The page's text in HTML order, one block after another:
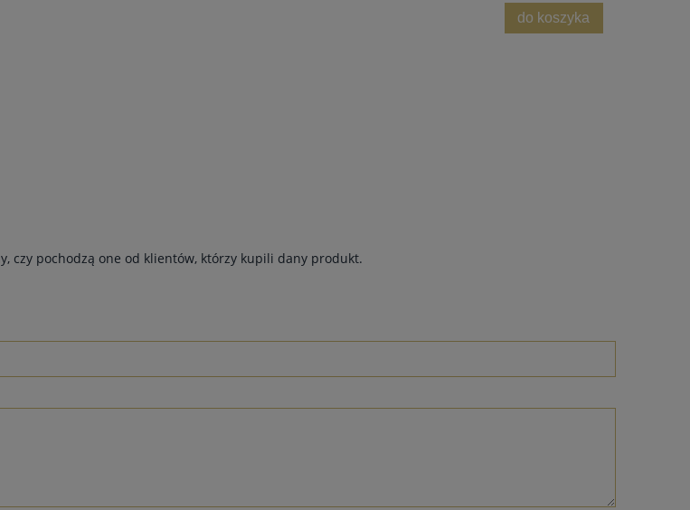
do koszyka
czy pochodzą one od klientów, którzy kupili dany produkt.